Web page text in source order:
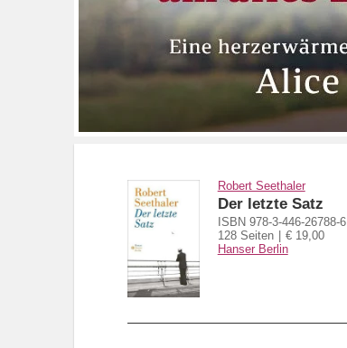
Robert Seethaler
Der letzte Satz
ISBN 978-3-446-26788-6
128 Seiten
€ 19,00
Hanser Berlin